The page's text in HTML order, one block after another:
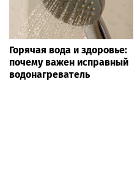
Горячая вода и здоровье:
почему важен исправный
водонагреватель